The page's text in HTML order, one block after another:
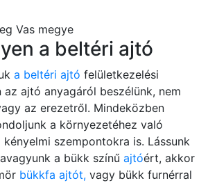
Vas megye
a beltéri ajtó
a beltéri ajtó felületkezelési
ajtó anyagáról beszélünk, nem
az erezetről. Mindeközben
a környezetéhez való
kényelmi szempontokra is. Lássunk
a bükk színű ajtóért, akkor
bükkfa ajtót, vagy bükk furnérral